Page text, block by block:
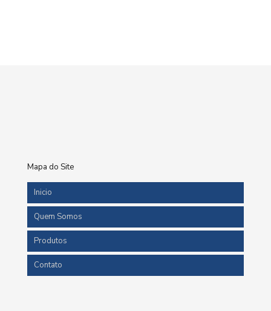
Mapa do Site
Inicio
Quem Somos
Produtos
Contato